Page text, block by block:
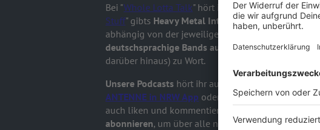
Bei "Whole Lotta Talk" hört ihr Interviews mit
Stuff" gibts Heavy Metal Interviews auf die Ohren-
abhängig von der jeweiligen Band, die zu Gast ist.
deutschsprachige Bands aus Deutschland,
darüber hinaus) zu Wort.
Unsere Podcasts hört ihr auf unserer
ANTENNE in NRW App oder natürlich auf allen
auch liken und kommentieren, wenn euch ein
abonnieren, um über alle neuen Folgen informiert